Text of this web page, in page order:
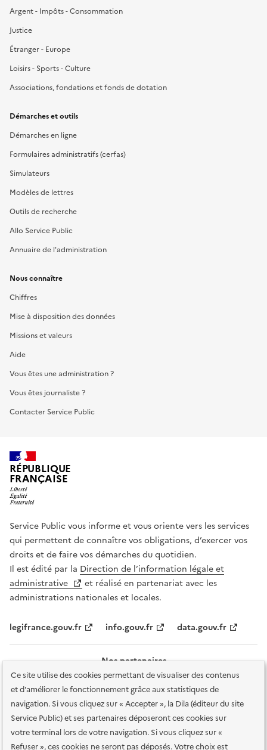
Ce site utilise des cookies permettant de visualiser des contenus
et d'améliorer le fonctionnement grâce aux statistiques de
navigation. Si vous cliquez sur « Accepter », la Dila (éditeur du site
Service Public) et ses partenaires déposeront ces cookies sur
votre terminal lors de votre navigation. Si vous cliquez sur «
Refuser », ces cookies ne seront pas déposés. Votre choix est
Argent - Impôts - Consommation
Justice
Étranger - Europe
Loisirs - Sports - Culture
Associations, fondations et fonds de dotation
Démarches et outils
Démarches en ligne
Formulaires administratifs (cerfas)
Simulateurs
Modèles de lettres
Outils de recherche
Allo Service Public
Annuaire de l'administration
Nous connaître
Chiffres
Mise à disposition des données
Missions et valeurs
Aide
Vous êtes une administration ?
Vous êtes journaliste ?
Contacter Service Public
RÉPUBLIQUE
FRANÇAISE
Service Public vous informe et vous oriente vers les services
qui permettent de connaître vos obligations, d’exercer vos
droits et de faire vos démarches du quotidien.
Il est édité par la Direction de l’information légale et
administrative
et réalisé en partenariat avec les
administrations nationales et locales.
legifrance.gouv.fr info.gouv.fr data.gouv.fr
Nos partenaires
Plan du site Accessibilité : totalement conforme Accessibilité des